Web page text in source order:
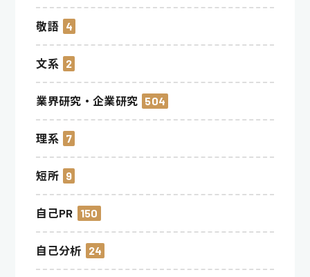
敬語 4
文系 2
業界研究・企業研究 504
理系 7
短所 9
自己PR 150
自己分析 24